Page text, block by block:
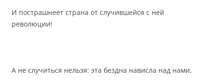
И пострашнеет страна от случившейся с ней
революции!
А не случиться нельзя: эта бездна нависла над нами,